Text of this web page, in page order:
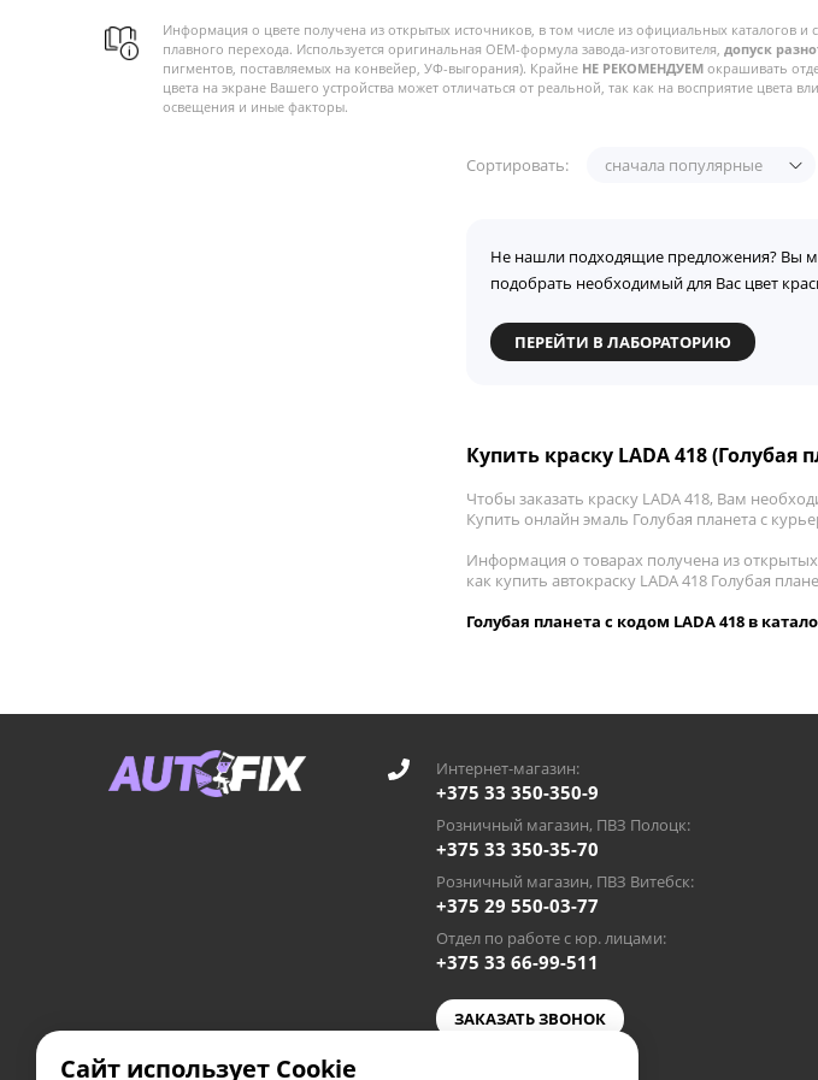
Информация о цвете получена из открытых источников, в том числе из официальных каталогов
плавного перехода. Используется оригинальная OEM-формула завода-изготовителя, допуск
пигментов, поставляемых на конвейер, УФ-выгорания). Крайне НЕ РЕКОМЕНДУЕМ окрашивать
цвета на экране Вашего устройства может отличаться от реальной, так как на восприятие цвета
освещения и иные факторы.
Сортировать: сначала популярные
Не нашли подходящие предложения? Вы
подобрать необходимый для Вас цвет
ПЕРЕЙТИ В ЛАБОРАТОРИЮ
Купить краску LADA 418 (Голубая
Чтобы заказать краску LADA 418, Вам
Купить онлайн эмаль Голубая планета с
Информация о товарах получена из
как купить автокраску LADA 418 Голубая
Голубая планета с кодом LADA 418 в
Интернет-магазин:
+375 33 350-350-9
Розничный магазин, ПВЗ Полоцк:
+375 33 350-35-70
Розничный магазин, ПВЗ Витебск:
+375 29 550-03-77
Отдел по работе с юр. лицами:
+375 33 66-99-511
ЗАКАЗАТЬ ЗВОНОК
Сайт использует Cookie